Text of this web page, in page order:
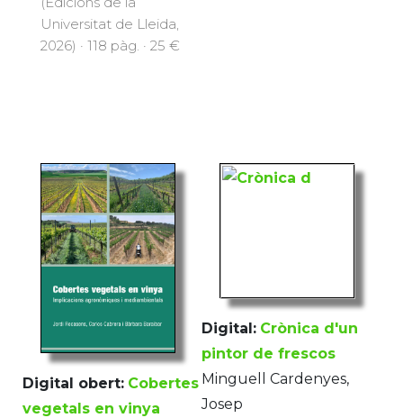
Universitat de Lleida,
2026) · 118 pàg. · 25 €
Digital obert: Cobertes
vegetals en vinya
Digital: Crònica d'un
pintor de frescos
Minguell Cardenyes,
Josep